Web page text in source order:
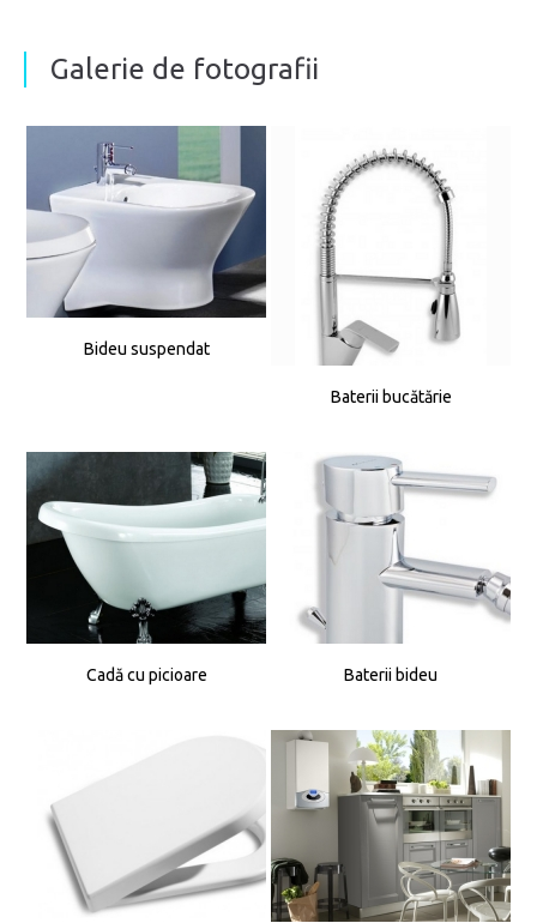
Galerie de fotografii
Bideu suspendat
Baterii bucătărie
Cadă cu picioare Baterii bideu